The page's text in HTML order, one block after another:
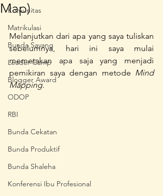
Komunitas
Matrikulasi
Bunda Sayang
Leader Camp
Blogger Award
ODOP
RBI
Bunda Cekatan
Bunda Produktif
Bunda Shaleha
Konferensi Ibu Profesional
Map)
Melanjutkan dari apa yang saya tuliskan
sebelumnya, hari ini saya mulai
memetakan apa saja yang menjadi
pemikiran saya dengan metode Mind
Mapping.